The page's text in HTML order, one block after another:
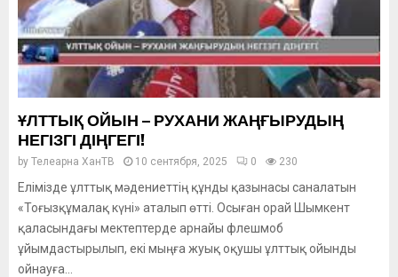
ҰЛТТЫҚ ОЙЫН – РУХАНИ ЖАҢҒЫРУДЫҢ
НЕГІЗГІ ДІҢГЕГІ!
by Телеарна ХанТВ 10 сентября, 2025 0 230
Елімізде ұлттық мәдениеттің құнды қазынасы саналатын
«Тоғызқұмалақ күні» аталып өтті. Осыған орай Шымкент
қаласындағы мектептерде арнайы флешмоб
ұйымдастырылып, екі мыңға жуық оқушы ұлттық ойынды
ойнауға...